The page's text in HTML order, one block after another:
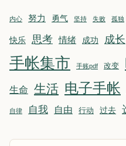
内心 努力 勇气 坚持 失败 孤独
快乐 思考 情绪 成功 成长
手帐集市 手账pdf 改变
生命 生活 电子手帐
自律 自我 自由 行动 过去